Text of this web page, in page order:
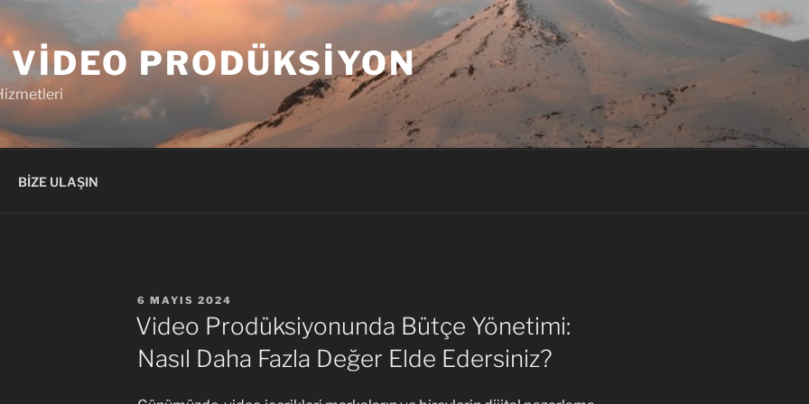
PRODÜKSIYON
BİZE ULAŞIN
YAYIM
TARIHI
6 MAYIS 2024
Video Prodüksiyonunda Bütçe Yönetimi:
Nasıl Daha Fazla Değer Elde Edersiniz?